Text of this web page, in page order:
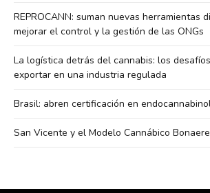
REPROCANN: suman nuevas herramientas
mejorar el control y la gestión de las ONGs
La logística detrás del cannabis: los
exportar en una industria regulada
Brasil: abren certificación en
San Vicente y el Modelo Cannábico